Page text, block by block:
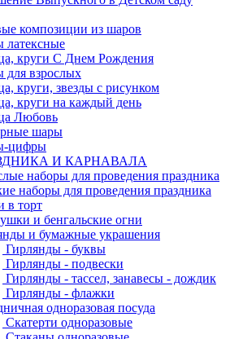
композиции из шаров
круги С Днем Рождения
взрослых
круги, звезды с рисунком
круги на каждый день
Любовь
шары
цифры
И КАРНАВАЛА
наборы для проведения праздника
наборы для проведения праздника
в торт
и бенгальские огни
и бумажные украшения
Гирлянды - буквы
Гирлянды - подвески
Гирлянды - тассел, занавесы - дождик
Гирлянды - флажки
одноразовая посуда
Скатерти одноразовые